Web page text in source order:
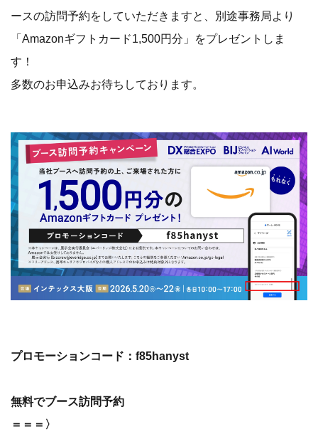
ースの訪問予約をしていただきますと、別途事務局より
「Amazonギフトカード1,500円分」をプレゼントしま
す！
多数のお申込みお待ちしております。
プロモーションコード：f85hanyst
無料でブース訪問予約
＝＝＝〉